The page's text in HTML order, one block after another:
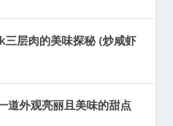
层肉的美味探秘 (炒咸虾
道外观亮丽且美味的甜点